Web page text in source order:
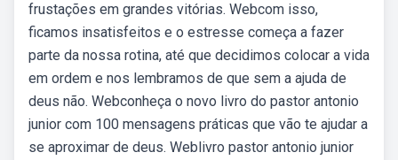
frustações em grandes vitórias. Webcom isso,
ficamos insatisfeitos e o estresse começa a fazer
parte da nossa rotina, até que decidimos colocar a vida
em ordem e nos lembramos de que sem a ajuda de
deus não. Webconheça o novo livro do pastor antonio
junior com 100 mensagens práticas que vão te ajudar a
se aproximar de deus. Weblivro pastor antonio junior